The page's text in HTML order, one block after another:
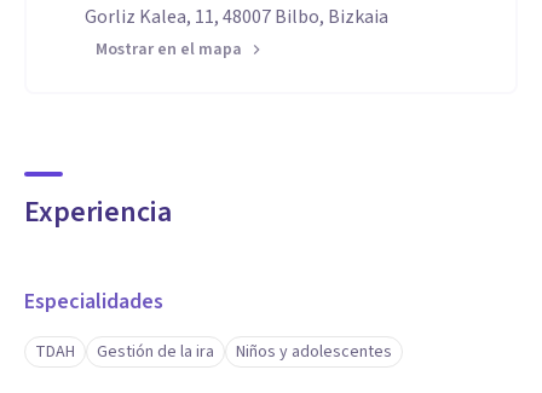
Gorliz Kalea, 11, 48007 Bilbo, Bizkaia
Mostrar en el mapa
Experiencia
Especialidades
TDAH Gestión de la ira Niños y adolescentes